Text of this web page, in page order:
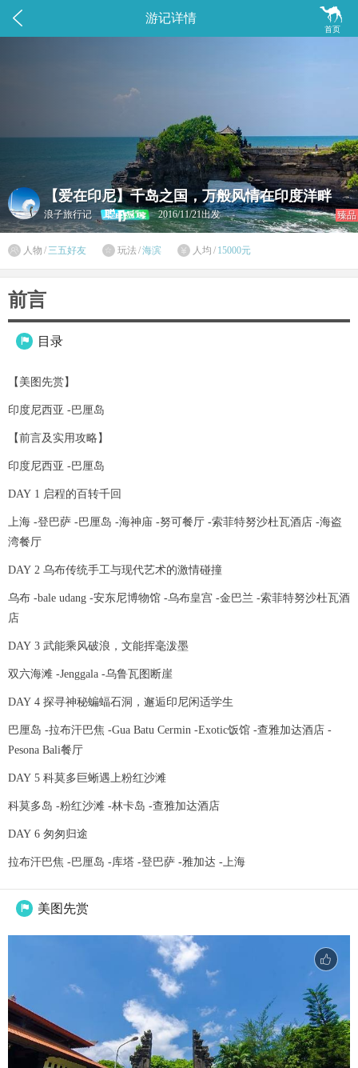
 
首页
游记详情
【爱在印尼】千岛之国，万般风情在印度洋畔
浪子旅行记 2016/11/21出发 臻品
 人物 / 三五好友  玩法 /海滨  人均 / 15000元
前言
 目录
【美图先赏】
印度尼西亚 -巴厘岛
【前言及实用攻略】
印度尼西亚 -巴厘岛
DAY 1 启程的百转千回
上海 -登巴萨 -巴厘岛 -海神庙 -努可餐厅 -索菲特努沙杜瓦酒店 -海盗
湾餐厅
DAY 2 乌布传统手工与现代艺术的激情碰撞
乌布 -bale udang -安东尼博物馆 -乌布皇宫 -金巴兰 -索菲特努沙杜瓦酒
店
DAY 3 武能乘风破浪，文能挥毫泼墨
双六海滩 -Jenggala -乌鲁瓦图断崖
DAY 4 探寻神秘蝙蝠石洞，邂逅印尼闲适学生
巴厘岛 -拉布汗巴焦 -Gua Batu Cermin -Exotic饭馆 -查雅加达酒店 -
Pesona Bali餐厅
DAY 5 科莫多巨蜥遇上粉红沙滩
科莫多岛 -粉红沙滩 -林卡岛 -查雅加达酒店
DAY 6 匆匆归途
拉布汗巴焦 -巴厘岛 -库塔 -登巴萨 -雅加达 -上海
 美图先赏